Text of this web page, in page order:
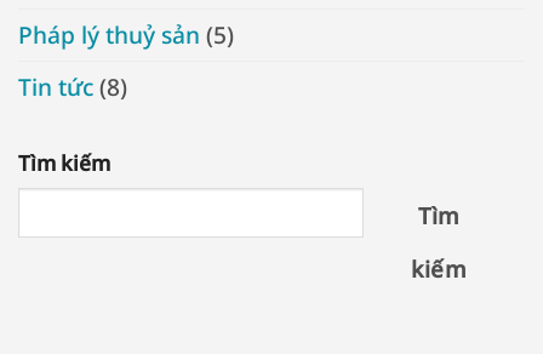
Pháp lý thuỷ sản (5)
Tin tức(8)
Tìm kiếm
Tìm
kiếm